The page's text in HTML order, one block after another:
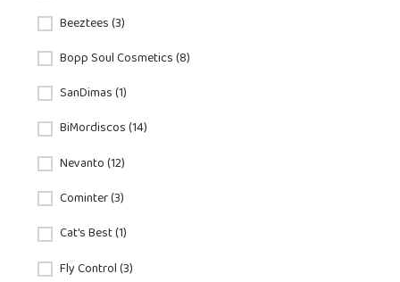
Beeztees (3)
Bopp Soul Cosmetics (8)
SanDimas (1)
BiMordiscos (14)
Nevanto (12)
Cominter (3)
Cat's Best (1)
Fly Control (3)